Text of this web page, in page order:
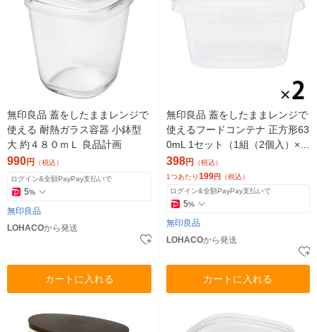
無印良品 蓋をしたままレンジで
使える 耐熱ガラス容器 小鉢型
大 約４８０ｍＬ 良品計画
990円 （税込）
ログイン&全額PayPay支払いで
5%
無印良品
LOHACOから発送
カートに入れる
無印良品 蓋をしたままレンジで
使えるフードコンテナ 正方形63
0mL 1セット（1組（2個入）×
2） 良品計画
398円 （税込）
1つあたり199円 （税込）
ログイン&全額PayPay支払いで
5%
無印良品
LOHACOから発送
カートに入れる